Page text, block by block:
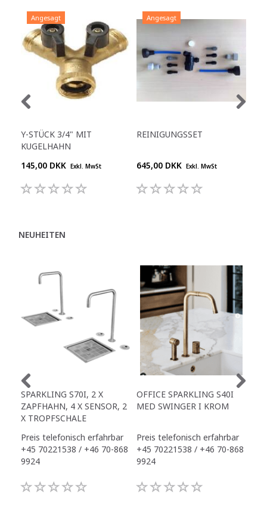
Angesagt
Y-STÜCK 3/4" MIT
KUGELHAHN
145,00 DKK Exkl. MwSt
Angesagt
REINIGUNGSSET
645,00 DKK Exkl. MwSt
NEUHEITEN
SPARKLING S70I, 2 X
ZAPFHAHN, 4 X SENSOR, 2
X TROPFSCHALE
Preis telefonisch erfahrbar
+45 70221538 / +46 70-868
9924
OFFICE SPARKLING S40I
MED SWINGER I KROM
Preis telefonisch erfahrbar
+45 70221538 / +46 70-868
9924